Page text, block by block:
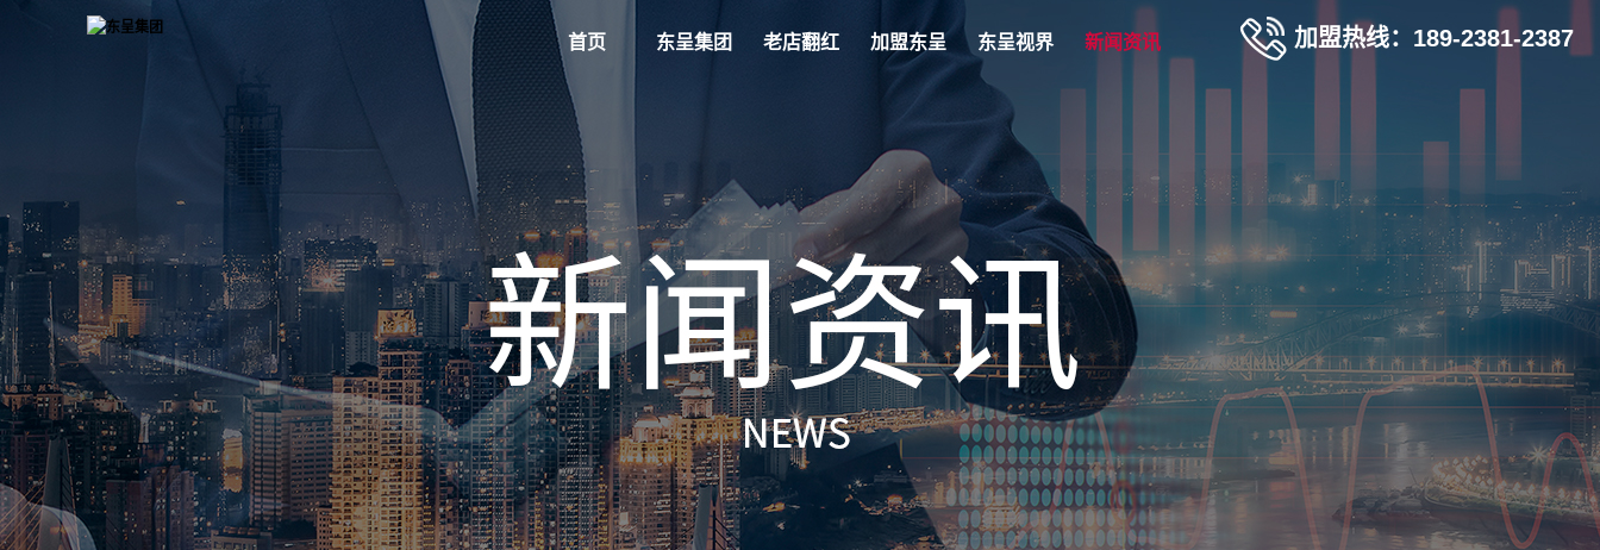
首页 东呈集团 老店翻红 加盟东呈 东呈视界 新闻资讯 加盟热线：189-2381-2387